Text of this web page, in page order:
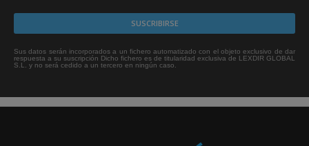
Sus datos serán incorporados a un fichero automatizado con el objeto exclusivo de dar
respuesta a su suscripción Dicho fichero es de titularidad exclusiva de LEXDIR GLOBAL
S.L. y no será cedido a un tercero en ningún caso.